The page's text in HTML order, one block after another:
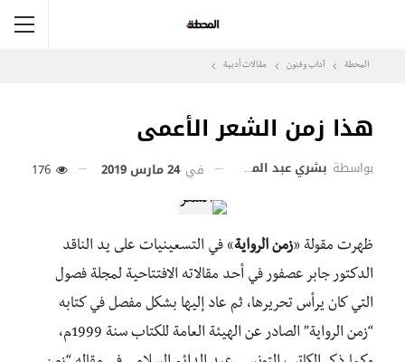
المحطة آداب وفنون مقالات أدبية
هذا زمن الشعر الأعمى
بواسطة بشري عبد المؤمن في 24 مارس 2019
ظهرت مقولة «زمن الرواية» في التسعينيات على يد الناقد
الدكتور جابر عصفور في أحد مقالاته الافتتاحية لمجلة فصول
التي كان يرأس تحريرها، ثم عاد إليها بشكل مفصل في كتابه
“زمن الرواية” الصادر عن الهيئة العامة للكتاب سنة 1999م،